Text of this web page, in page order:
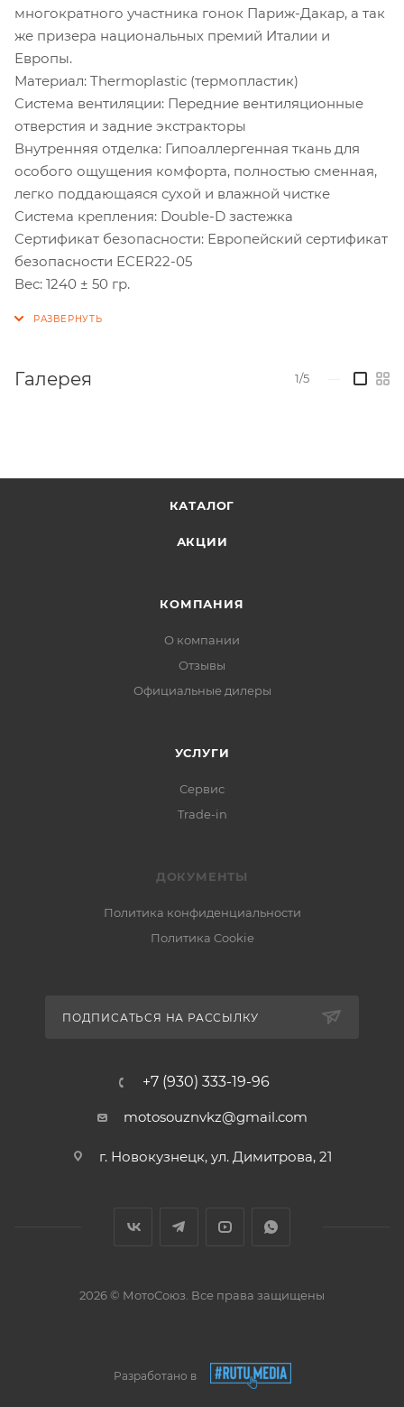
многократного участника гонок Париж-Дакар, а так
же призера национальных премий Италии и
Европы.
Материал: Thermoplastic (термопластик)
Система вентиляции: Передние вентиляционные
отверстия и задние экстракторы
Внутренняя отделка: Гипоаллергенная ткань для
особого ощущения комфорта, полностью сменная,
легко поддающаяся сухой и влажной чистке
Система крепления: Double-D застежка
Сертификат безопасности: Европейский сертификат
безопасности ECER22-05
Вес: 1240 ± 50 гр.
Галерея 1/5
КАТАЛОГ
АКЦИИ
КОМПАНИЯ
О компании
Отзывы
Официальные дилеры
УСЛУГИ
Сервис
Trade-in
ДОКУМЕНТЫ
Политика конфиденциальности
Политика Cookie
ПОДПИСАТЬСЯ НА РАССЫЛКУ
+7 (930) 333-19-96
motosouznvkz@gmail.com
г. Новокузнецк, ул. Димитрова, 21
2026 © МотоСоюз. Все права защищены
Разработано в